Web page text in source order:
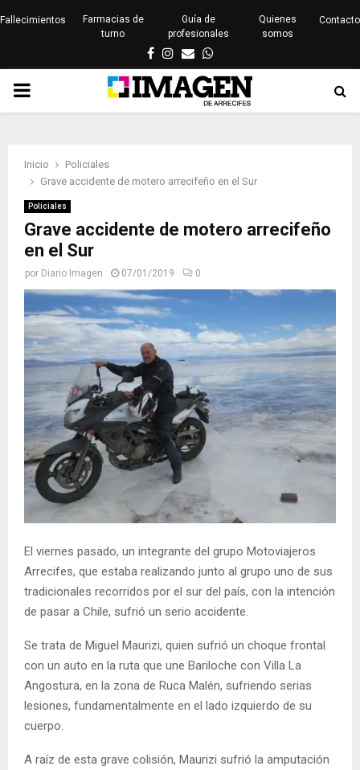
Fallecimientos
Farmacias de
turno
Guía de
profesionales
Quienes
somos
Contacto
Facebook
Instagram
EmailWhatsapp
PRIMARY
Inicio
Policiales
Grave accidente de motero arrecifeño en el Sur
Policiales
Grave accidente de motero arrecifeño
en el Sur
por Diario Imagen 07/01/2019 0
El viernes pasado, un integrante del grupo Motoviajeros
Arrecifes, que estaba realizando junto al grupo uno de sus
tradicionales recorridos por el sur del país, con la intención
de pasar a Chile, sufrió un serio accidente.
Se trata de Miguel Maurizi, quien sufrió un choque frontal
con un auto en la ruta que une Bariloche con Villa La
Angostura, en la zona de Ruca Malén, sufriendo serias
lesiones, fundamentalmente en el lado izquierdo de su
cuerpo.
A raíz de esta grave colisión, Maurizi sufrió la amputación